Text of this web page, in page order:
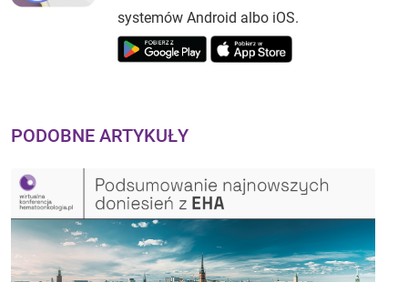
systemów Android albo iOS.
PODOBNE ARTYKUŁY